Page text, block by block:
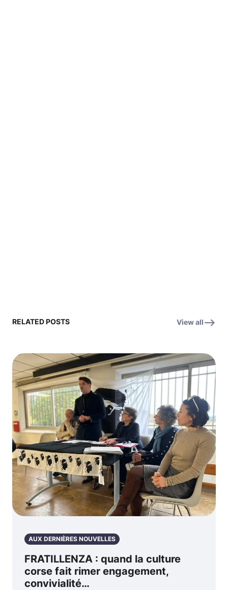
RELATED POSTS View all
AUX DERNIÈRES NOUVELLES
FRATILLENZA : quand la culture
corse fait rimer engagement,
convivialité…